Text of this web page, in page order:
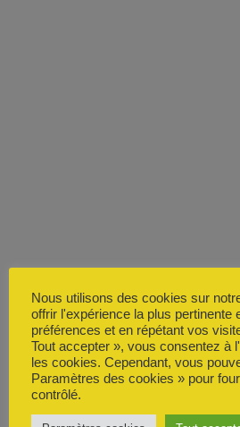
Nous utilisons des cookies sur
offrir l'expérience la plus pertinente
préférences et en répétant vos
Tout accepter », vous consentez à
les cookies. Cependant, vous
Paramètres des cookies » pour
contrôlé.